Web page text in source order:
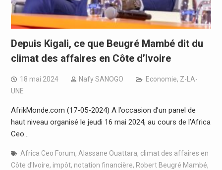
Depuis Kigali, ce que Beugré Mambé dit du
climat des affaires en Côte d’Ivoire
18 mai 2024 Nafy SANOGO Economie, Z-LA-
UNE
AfrikMonde.com (17-05-2024) A l’occasion d’un panel de
haut niveau organisé le jeudi 16 mai 2024, au cours de l’Africa
Ceo…
Africa Ceo Forum, Alassane Ouattara, climat des affaires en
Côte d'Ivoire, impôt, notation financière, Robert Beugré Mambé,